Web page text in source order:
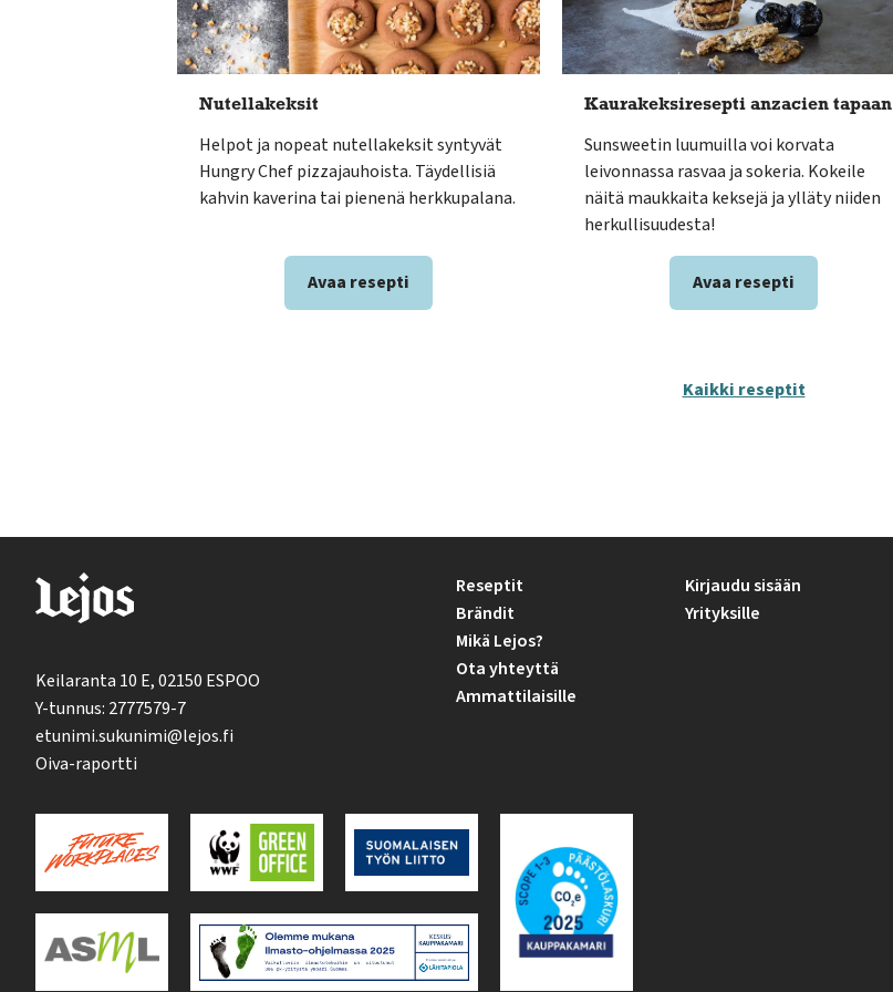
Nutellakeksit
Helpot ja nopeat nutellakeksit syntyvät
Hungry Chef pizzajauhoista. Täydellisiä
kahvin kaverina tai pienenä herkkupalana.
Avaa resepti
Kaurakeksiresepti anzacien tapaan
Sunsweetin luumuilla voi korvata
leivonnassa rasvaa ja sokeria. Kokeile
näitä maukkaita keksejä ja ylläty niiden
herkullisuudesta!
Avaa resepti
Kaikki reseptit
Keilaranta 10 E, 02150 ESPOO
Y-tunnus: 2777579-7
etunimi.sukunimi@lejos.fi
Oiva-raportti
Reseptit
Brändit
Mikä Lejos?
Ota yhteyttä
Ammattilaisille
Kirjaudu sisään
Yrityksille